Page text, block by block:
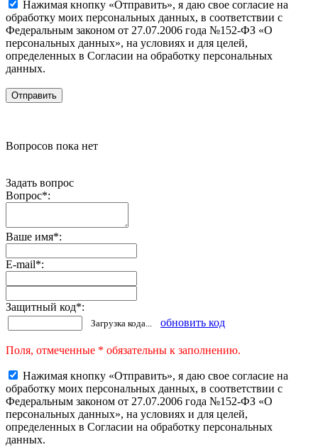
Нажимая кнопку «Отправить», я даю свое согласие на
обработку моих персональных данных, в соответствии с
Федеральным законом от 27.07.2006 года №152-ФЗ «О
персональных данных», на условиях и для целей,
определенных в Согласии на обработку персональных
данных.
Вопросов пока нет
Задать вопрос
Вопрос*:
Ваше имя*:
E-mail*:
Защитный код*:
Загрузка кода... обновить код
Поля, отмеченные * обязательны к заполнению.
Нажимая кнопку «Отправить», я даю свое согласие на
обработку моих персональных данных, в соответствии с
Федеральным законом от 27.07.2006 года №152-ФЗ «О
персональных данных», на условиях и для целей,
определенных в Согласии на обработку персональных
данных.